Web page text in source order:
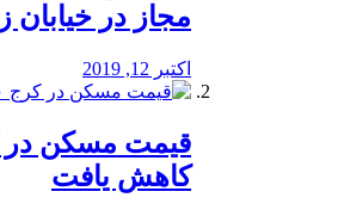
مجاز در خیابان
اکتبر 12, 2019
کاهش یافت